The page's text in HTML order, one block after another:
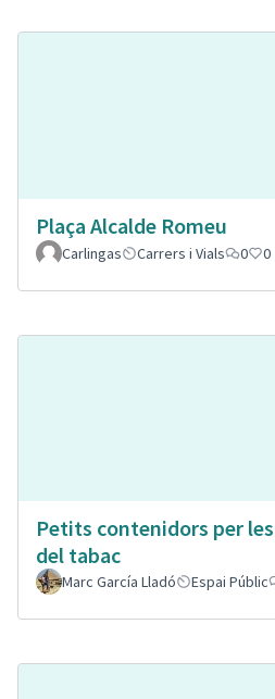
Plaça Alcalde Romeu
Carlingas
Carrers i Vials 0 0
Petits contenidors per
del tabac
Marc García Lladó Espai Públic